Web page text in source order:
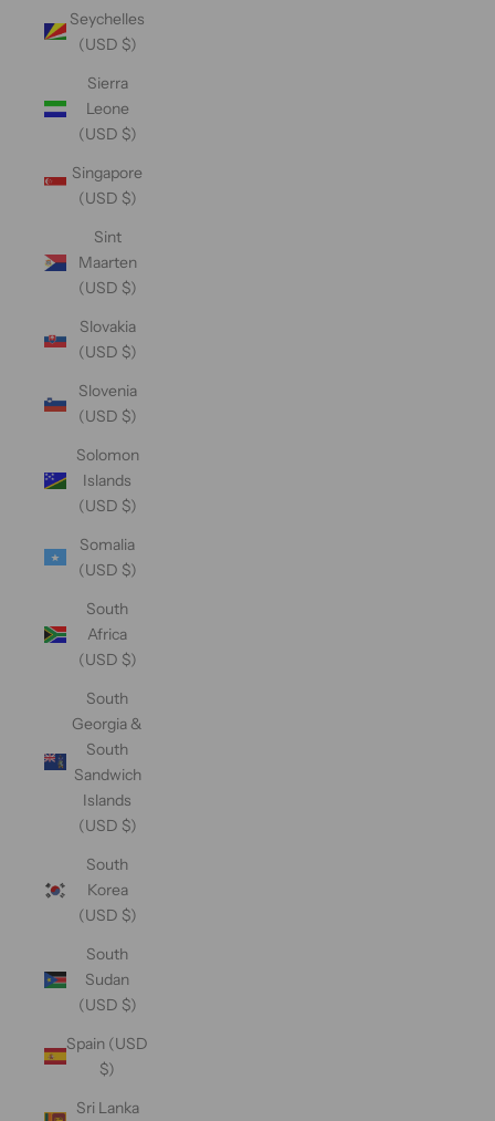
Seychelles
(USD $)
Sierra
Leone
(USD $)
Singapore
(USD $)
Sint
Maarten
(USD $)
Slovakia
(USD $)
Slovenia
(USD $)
Solomon
Islands
(USD $)
Somalia
(USD $)
South
Africa
(USD $)
South
Georgia &
South
Sandwich
Islands
(USD $)
South
Korea
(USD $)
South
Sudan
(USD $)
Spain (USD
$)
Sri Lanka